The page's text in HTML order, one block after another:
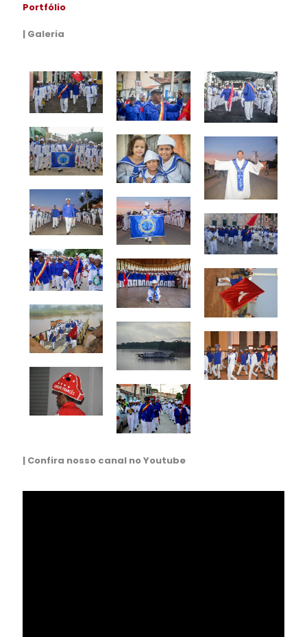
Portfólio
| Galeria
| Confira nosso canal no Youtube